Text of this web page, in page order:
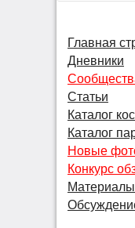
Главная
Дневники
Статьи
Каталог
Каталог
Новые
Конкурс